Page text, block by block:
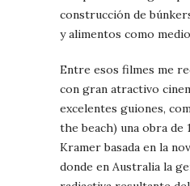
construcción de
y alimentos como
Entre esos filmes me
con gran atractivo
excelentes guiones,
the beach) una obra de
Kramer basada en la
donde en Australia la